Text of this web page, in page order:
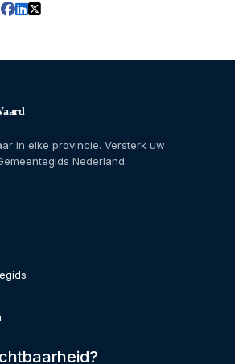
in elke provincie. Versterk uw
Nederland.